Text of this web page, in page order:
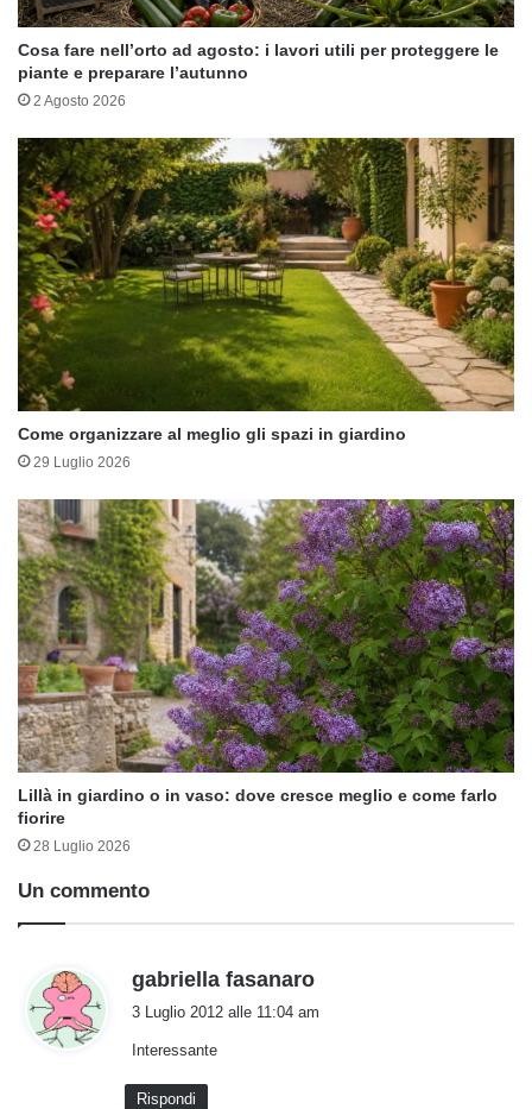
Cosa fare nell’orto ad agosto: i lavori utili per proteggere le
piante e preparare l’autunno
2 Agosto 2026
Come organizzare al meglio gli spazi in giardino
29 Luglio 2026
Lillà in giardino o in vaso: dove cresce meglio e come farlo
fiorire
28 Luglio 2026
Un commento
gabriella fasanaro
3 Luglio 2012 alle 11:04 am
Interessante
Rispondi